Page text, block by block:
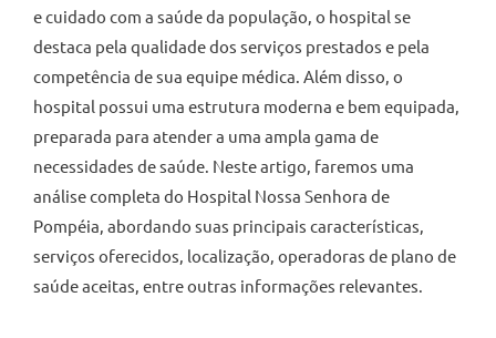
e cuidado com a saúde da população, o hospital se
destaca pela qualidade dos serviços prestados e pela
competência de sua equipe médica. Além disso, o
hospital possui uma estrutura moderna e bem equipada,
preparada para atender a uma ampla gama de
necessidades de saúde. Neste artigo, faremos uma
análise completa do Hospital Nossa Senhora de
Pompéia, abordando suas principais características,
serviços oferecidos, localização, operadoras de plano de
saúde aceitas, entre outras informações relevantes.